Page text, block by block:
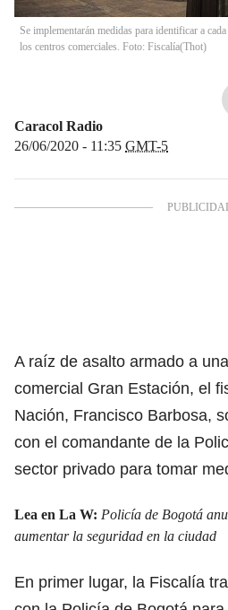
Se implementarán medidas para identificar a
los centros comerciales. Foto: Fiscalía(Thot)
Caracol Radio
26/06/2020 - 11:35 GMT-5
A raíz de asalto armado a
comercial Gran Estación, el
Nación, Francisco Barbosa,
con el comandante de la
sector privado para tomar
Lea en La W: Policía de Bogotá
aumentar la seguridad en la ciudad
En primer lugar, la Fiscalía